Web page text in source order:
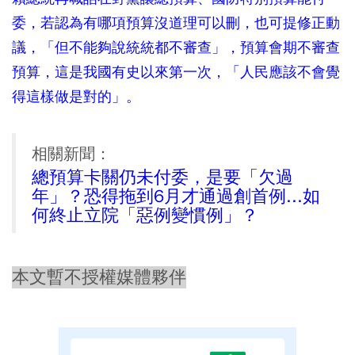
委，若認為有哪項預算沒道理可以刪，也可提修正動
議，「但不能夠說統統都不審查」，預算會期不審查
預算，這是我國有史以來第一次，「人民應該不會覺
得這樣做是對的」。
相關新聞：
總預算卡關仍未付委，是要「欠過
年」？恐得拖到6月才通過創首例...如
何終止立院「惡例變慣例」？
本文暫不授權媒體夥伴